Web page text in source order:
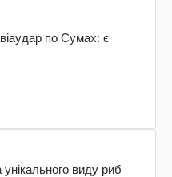
по Сумах: є
унікального виду риб